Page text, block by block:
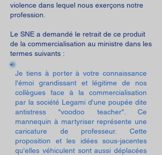
violence dans lequel nous exerçons notre
profession.
Le SNE a demandé le retrait de ce produit
de la commercialisation au ministre dans les
termes suivants :
Je tiens à porter à votre connaissance
l'émoi grandissant et légitime de nos
collègues face à la commercialisation
par la société Legami d'une poupée dite
antistress "voodoo teacher". Ce
mannequin à martyriser représente une
caricature de professeur. Cette
proposition et les idées sous-jacentes
qu'elles véhiculent sont aussi déplacées